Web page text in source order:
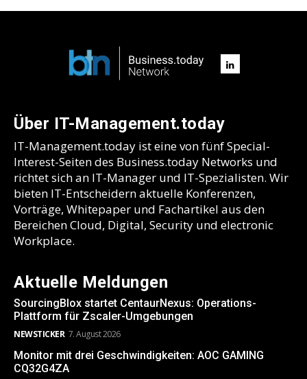
Über IT-Management.today
IT-Management.today ist eine von fünf Special-
Interest-Seiten des Business.today Networks und
richtet sich an IT-Manager und IT-Spezialisten. Wir
bieten IT-Entscheidern aktuelle Konferenzen,
Vorträge, Whitepaper und Fachartikel aus den
Bereichen Cloud, Digital, Security und electronic
Workplace.
Aktuelle Meldungen
SourcingBlox startet CentaurNexus: Operations-
Plattform für Zscaler-Umgebungen
NEWSTICKER 7. August 2026
Monitor mit drei Geschwindigkeiten: AOC GAMING
CQ32G4ZA